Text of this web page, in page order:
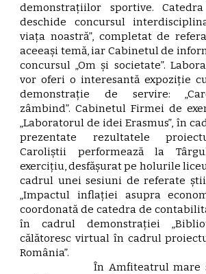
demonstrațiilor sportive.
deschide concursul
viața noastră”, completat de
aceeași temă, iar Cabinetul de
concursul „Om și societate”.
vor oferi o interesantă expoziție
demonstrație de servire:
zâmbind”. Cabinetul Firmei de
„Laboratorul de idei Erasmus”, în
prezentate rezultatele
Caroliștii performează la
exercițiu, desfășurat pe holurile
cadrul unei sesiuni de referate
„Impactul inflației asupra
coordonată de catedra de
în cadrul demonstrației
călătoresc virtual în cadrul
România”.
În Amfiteatrul mare se